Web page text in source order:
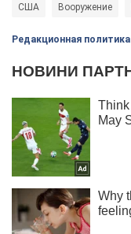
США Вооружение
Редакционная политика